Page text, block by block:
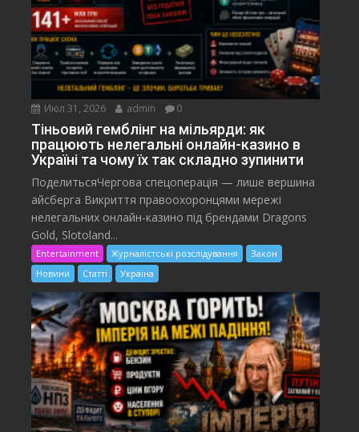
Июл 31, 2026 admin 0
Тіньовий гемблінг на мільярди: як
працюють нелегальні онлайн-казино в
Україні та чому їх так складно зупинити
ПоделитьсяЧергова спецоперація — лише вершина
айсберга Викриття правоохоронцями мережі
нелегальних онлайн-казино під брендами Dragons
Gold, Slotoland...
Entertainment Журналістські розслідування
Закон
Новини
Статті Україна